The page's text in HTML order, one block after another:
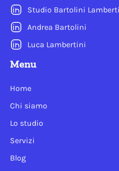
Studio Bartolini
Andrea Bartolini
Luca Lambertini
Menu
Home
Chi siamo
Lo studio
Servizi
Blog